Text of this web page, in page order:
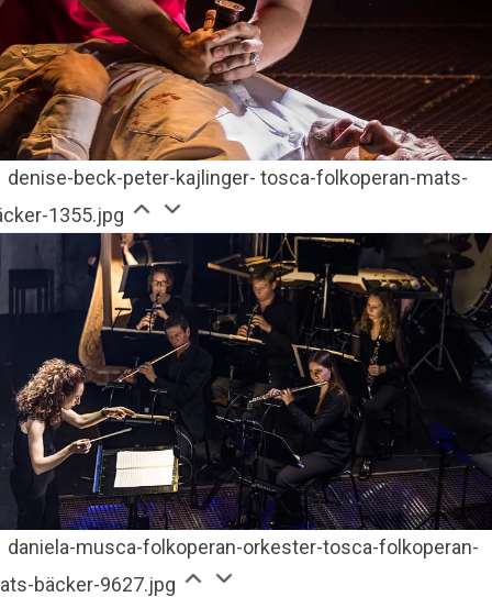
denise-beck-peter-kajlinger- tosca-folkoperan-mats-
1355.jpg
daniela-musca-folkoperan-orkester-tosca-folkoperan-
bäcker-9627.jpg